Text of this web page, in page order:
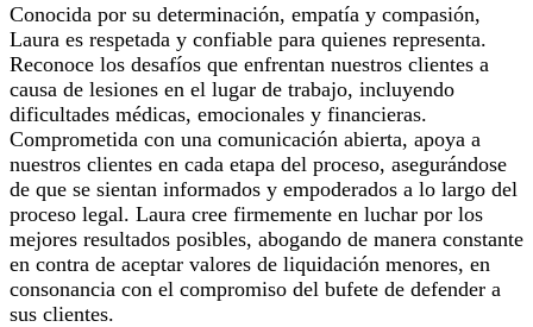
Conocida por su determinación, empatía y compasión,
Laura es respetada y confiable para quienes representa.
Reconoce los desafíos que enfrentan nuestros clientes a
causa de lesiones en el lugar de trabajo, incluyendo
dificultades médicas, emocionales y financieras.
Comprometida con una comunicación abierta, apoya a
nuestros clientes en cada etapa del proceso, asegurándose
de que se sientan informados y empoderados a lo largo del
proceso legal. Laura cree firmemente en luchar por los
mejores resultados posibles, abogando de manera constante
en contra de aceptar valores de liquidación menores, en
consonancia con el compromiso del bufete de defender a
sus clientes.